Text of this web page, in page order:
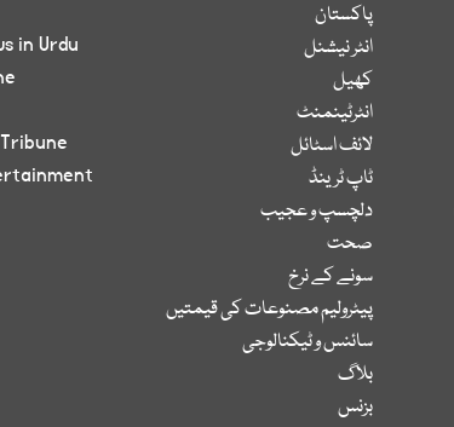
پاکستان
انٹر نیشنل
کھیل
انٹرٹینمنٹ
لائف اسٹائل
ٹاپ ٹرینڈ
دلچسپ و عجیب
صحت
سونے کے نرخ
پیٹرولیم مصنوعات کی قیمتیں
سائنس و ٹیکنالوجی
بلاگ
بزنس
in Urdu